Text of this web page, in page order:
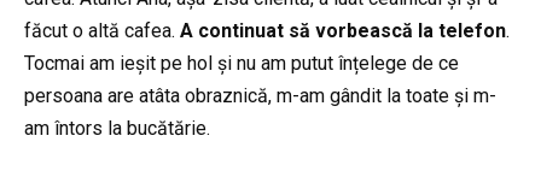
făcut o altă cafea. A continuat să vorbească la telefon.
Tocmai am ieșit pe hol și nu am putut înțelege de ce
persoana are atâta obraznică, m-am gândit la toate și m-
am întors la bucătărie.